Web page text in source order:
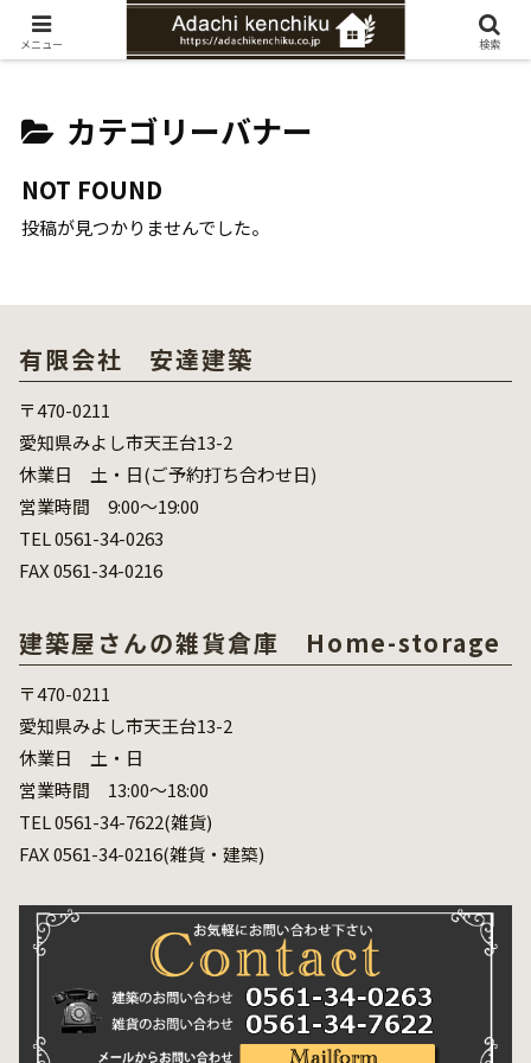
愛知県みよし市の工務店。自然素材を使ったナチュラルな家づくりをご提案
カテゴリーバナー
NOT FOUND
投稿が見つかりませんでした。
有限会社 安達建築
〒470-0211
愛知県みよし市天王台13-2
休業日 土・日(ご予約打ち合わせ日)
営業時間 9:00～19:00
TEL 0561-34-0263
FAX 0561-34-0216
建築屋さんの雑貨倉庫 Home-storage
〒470-0211
愛知県みよし市天王台13-2
休業日 土・日
営業時間 13:00～18:00
TEL 0561-34-7622(雑貨)
FAX 0561-34-0216(雑貨・建築)
メニュー 検索